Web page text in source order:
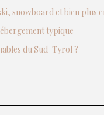
snowboard et bien plus
typique
du Sud-Tyrol ?